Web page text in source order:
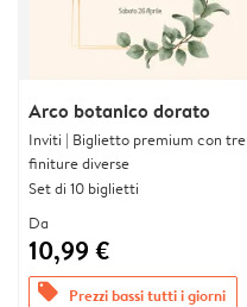
Arco botanico dorato
Inviti | Biglietto premium con tre
finiture diverse
Set di 10 biglietti
Da
10,99 €
offers Prezzi bassi tutti i giorni